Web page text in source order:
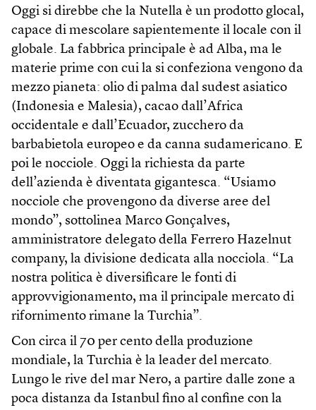
Oggi si direbbe che la Nutella è un prodotto glocal,
capace di mescolare sapientemente il locale con il
globale. La fabbrica principale è ad Alba, ma le
materie prime con cui la si confeziona vengono da
mezzo pianeta: olio di palma dal sudest asiatico
(Indonesia e Malesia), cacao dall’Africa
occidentale e dall’Ecuador, zucchero da
barbabietola europeo e da canna sudamericano. E
poi le nocciole. Oggi la richiesta da parte
dell’azienda è diventata gigantesca. “Usiamo
nocciole che provengono da diverse aree del
mondo”, sottolinea Marco Gonçalves,
amministratore delegato della Ferrero Hazelnut
company, la divisione dedicata alla nocciola. “La
nostra politica è diversificare le fonti di
approvvigionamento, ma il principale mercato di
rifornimento rimane la Turchia”.
Con circa il 70 per cento della produzione
mondiale, la Turchia è la leader del mercato.
Lungo le rive del mar Nero, a partire dalle zone a
poca distanza da Istanbul fino al confine con la